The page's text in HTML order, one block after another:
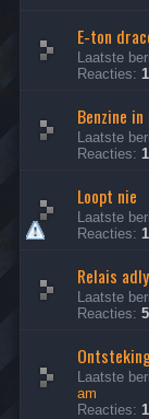
E-ton
Laatste
Reacties:
Benzine
Laatste
Reacties: 1
Loopt nie
Laatste
Reacties: 1
Relais
Laatste
Reacties: 5
Laatste
am
Reacties: 1